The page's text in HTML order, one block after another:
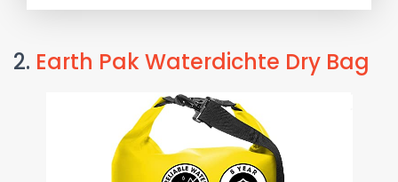
2. Earth Pak Waterdichte Dry Bag